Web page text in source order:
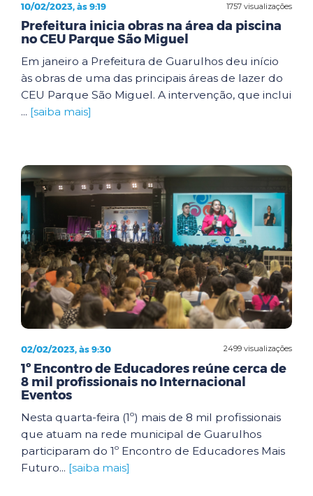
1757 visualizações
10/02/2023, às 9:19
Prefeitura inicia obras na área da piscina
no CEU Parque São Miguel
Em janeiro a Prefeitura de Guarulhos deu início
às obras de uma das principais áreas de lazer do
CEU Parque São Miguel. A intervenção, que inclui
... [saiba mais]
2499 visualizações
02/02/2023, às 9:30
1º Encontro de Educadores reúne cerca de
8 mil profissionais no Internacional
Eventos
Nesta quarta-feira (1º) mais de 8 mil profissionais
que atuam na rede municipal de Guarulhos
participaram do 1º Encontro de Educadores Mais
Futuro... [saiba mais]